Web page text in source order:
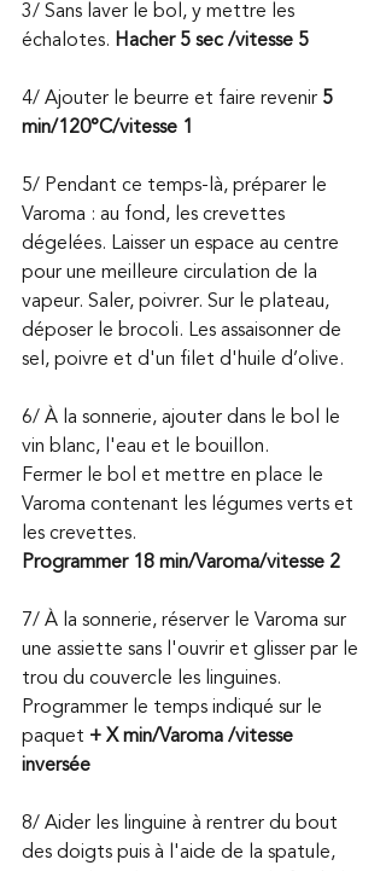
3/ Sans laver le bol, y mettre les
échalotes. Hacher 5 sec /vitesse 5
4/ Ajouter le beurre et faire revenir 5
min/120°C/vitesse 1
5/ Pendant ce temps-là, préparer le
Varoma : au fond, les crevettes
dégelées. Laisser un espace au centre
pour une meilleure circulation de la
vapeur. Saler, poivrer. Sur le plateau,
déposer le brocoli. Les assaisonner de
sel, poivre et d'un filet d'huile d’olive.
6/ À la sonnerie, ajouter dans le bol le
vin blanc, l'eau et le bouillon.
Fermer le bol et mettre en place le
Varoma contenant les légumes verts et
les crevettes.
Programmer 18 min/Varoma/vitesse 2
7/ À la sonnerie, réserver le Varoma sur
une assiette sans l'ouvrir et glisser par le
trou du couvercle les linguines.
Programmer le temps indiqué sur le
paquet + X min/Varoma /vitesse
inversée
8/ Aider les linguine à rentrer du bout
des doigts puis à l'aide de la spatule,